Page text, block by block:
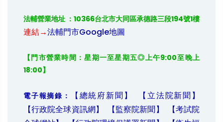
法輔營業地址 ：10366台北市大同區承德路三段194號1樓
連結→法輔門市Google地圖
【門市營業時間：星期一至星期五◎上午9:00至晚上
18:00】
電子報摘錄： 【總統府新聞】
【立法院新聞】
【行政院全球資訊網】
【監察院新聞】
【考試院